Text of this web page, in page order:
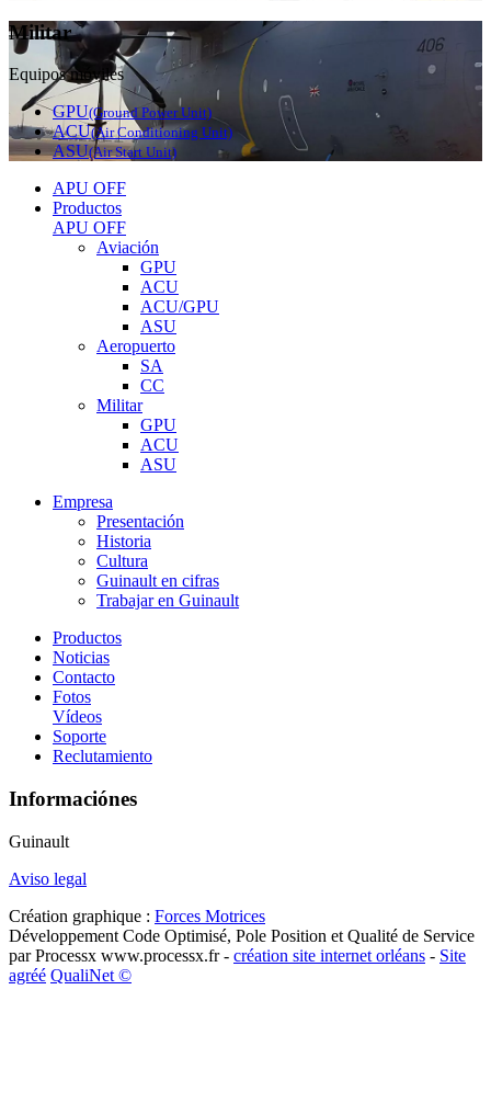
Militar
Equipos móviles
GPU(Ground Power Unit)
ACU(Air Conditioning Unit)
ASU(Air Start Unit)
APU OFF
Productos
APU OFF
Aviación
GPU
ACU
ACU/GPU
ASU
Aeropuerto
SA
CC
Militar
GPU
ACU
ASU
Empresa
Presentación
Historia
Cultura
Guinault en cifras
Trabajar en Guinault
Productos
Noticias
Contacto
Fotos
Vídeos
Soporte
Reclutamiento
Informaciónes
Guinault
Aviso legal
Création graphique : Forces Motrices
Développement Code Optimisé, Pole Position et Qualité de Service
par Processx www.processx.fr - création site internet orléans - Site
agréé QualiNet ©